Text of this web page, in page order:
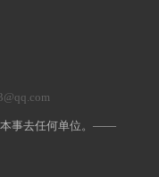
本事去任何单位。——